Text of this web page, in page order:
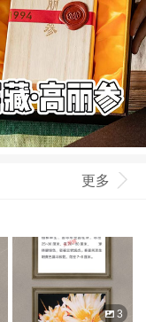
更多
3